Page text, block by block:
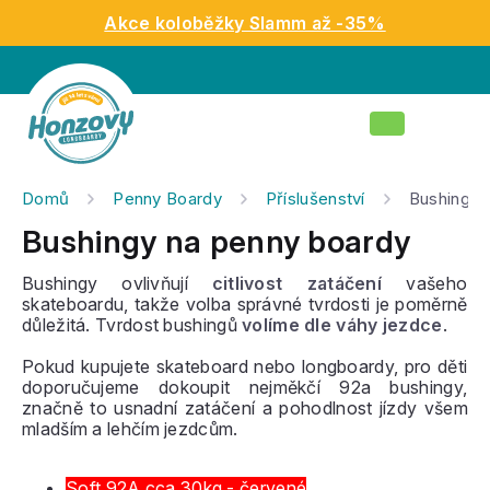
obsah
Akce koloběžky Slamm až -35%
Nákupní
Domů Penny Boardy Příslušenství Bushingy
Bushingy na penny boardy
Bushingy ovlivňují citlivost zatáčení vašeho
skateboardu, takže volba správné tvrdosti je poměrně
důležitá. Tvrdost bushingůvolíme dle váhy jezdce.
Pokud kupujete skateboard nebo longboardy, pro děti
doporučujeme dokoupit nejměkčí 92a bushingy,
značně to usnadní zatáčení a pohodlnost jízdy všem
mladším a lehčím jezdcům.